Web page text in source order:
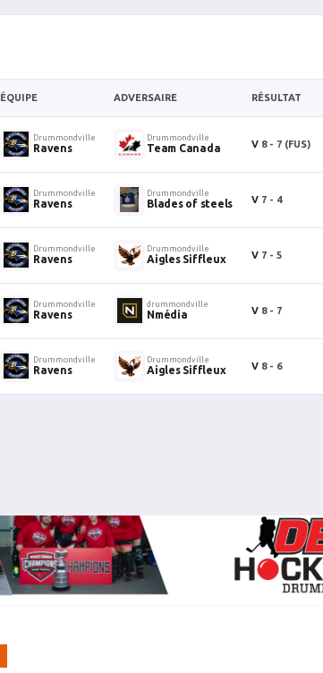
ÉQUIPE ADVERSAIRE RÉSULTAT
Drummondville
Ravens
Drummondville
Team Canada V 8 - 7 (FUS)
Drummondville
Ravens
Drummondville
Blades of steels V 7 - 4
Drummondville
Ravens
Drummondville
Aigles Siffleux V 7 - 5
Drummondville
Ravens
drummondville
Nmédia V 8 - 7
Drummondville
Ravens
Drummondville
Aigles Siffleux V 8 - 6